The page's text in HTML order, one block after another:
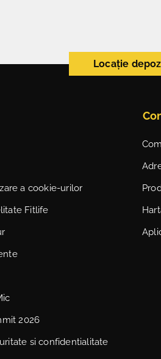
Locație
a cookie-urilor
Fitlife
2026
si confidentialitate